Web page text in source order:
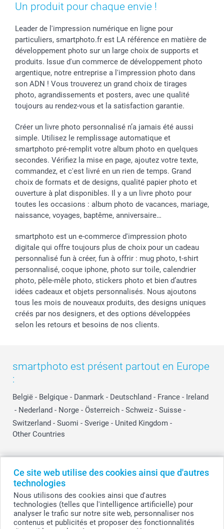
Ce site web utilise des cookies ainsi que d'autres
technologies
Nous utilisons des cookies ainsi que d'autres
technologies (telles que l'intelligence artificielle) pour
analyser le trafic sur notre site web, personnaliser nos
contenus et publicités et proposer des fonctionnalités
Un produit pour chaque envie !
Leader de l'impression numérique en ligne pour
particuliers, smartphoto.fr est LA référence en matière de
développement photo sur un large choix de supports et
produits. Issue d'un commerce de développement photo
argentique, notre entreprise a l'impression photo dans
son ADN ! Vous trouverez un grand choix de tirages
photo, agrandissements et posters, avec une qualité
toujours au rendez-vous et la satisfaction garantie.
Créer un livre photo personnalisé n’a jamais été aussi
simple. Utilisez le remplissage automatique et
smartphoto pré-remplit votre album photo en quelques
secondes. Vérifiez la mise en page, ajoutez votre texte,
commandez, et c'est livré en un rien de temps. Grand
choix de formats et de designs, qualité papier photo et
ouverture à plat disponibles. Il y a un livre photo pour
toutes les occasions : album photo de vacances, mariage,
naissance, voyages, baptême, anniversaire…
smartphoto est un e-commerce d'impression photo
digitale qui offre toujours plus de choix pour un cadeau
personnalisé fun à créer, fun à offrir : mug photo, t-shirt
personnalisé, coque iphone, photo sur toile, calendrier
photo, pêle-mêle photo, stickers photo et bien d’autres
idées cadeaux et objets personnalisés. Nous ajoutons
tous les mois de nouveaux produits, des designs uniques
créés par nos designers, et des options développées
selon les retours et besoins de nos clients.
smartphoto est présent partout en Europe
:
België - Belgique - Danmark - Deutschland - France - Ireland
- Nederland - Norge - Österreich - Schweiz - Suisse -
Switzerland - Suomi - Sverige - United Kingdom -
Other Countries
© smartphoto group. Tous droits réservés
smartphoto group SA.
Siège social : Kwatrechtsteenweg 160, 9230 Wetteren, Belgique
Tous les prix sont en EURO (€), TVA incluse et hors frais de port.